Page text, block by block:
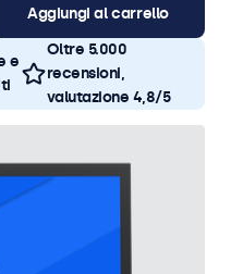
Aggiungi al carrello
e
Oltre 5.000
recensioni,
valutazione 4,8/5